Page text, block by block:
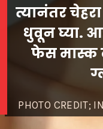
PHOTO CREDIT;
त्यानंतर
धुवून घ्या.
फेस मास्क